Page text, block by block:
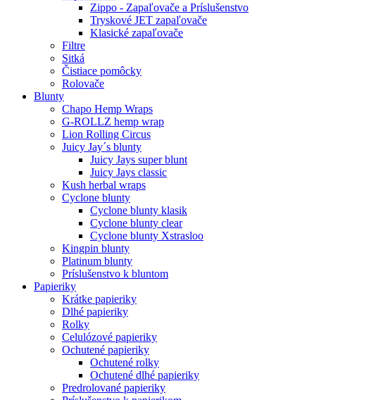
Zippo - Zapaľovače a Príslušenstvo
Tryskové JET zapaľovače
Klasické zapaľovače
Filtre
Sitká
Čistiace pomôcky
Rolovače
Blunty
Chapo Hemp Wraps
G-ROLLZ hemp wrap
Lion Rolling Circus
Juicy Jay´s blunty
Juicy Jays super blunt
Juicy Jays classic
Kush herbal wraps
Cyclone blunty
Cyclone blunty klasik
Cyclone blunty clear
Cyclone blunty Xstrasloo
Kingpin blunty
Platinum blunty
Príslušenstvo k bluntom
Papieriky
Krátke papieriky
Dlhé papieriky
Rolky
Celulózové papieriky
Ochutené papieriky
Ochutené rolky
Ochutené dlhé papieriky
Predrolované papieriky